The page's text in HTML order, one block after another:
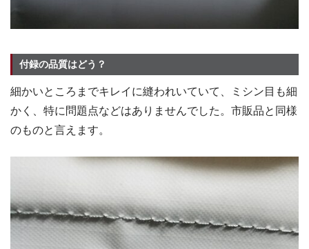
付録の品質はどう？
細かいところまでキレイに縫われいていて、ミシン目も細
かく、特に問題点などはありませんでした。市販品と同様
のものと言えます。